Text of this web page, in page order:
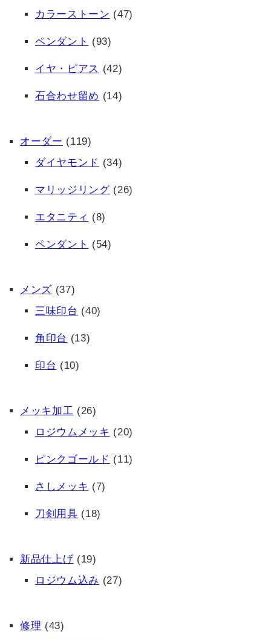
カラーストーン (47)
ペンダント (93)
イヤ・ピアス (42)
石合わせ留め (14)
オーダー (119)
ダイヤモンド (34)
マリッジリング(26)
エタニティ (8)
ペンダント (54)
メンズ (37)
三味印台 (40)
角印台 (13)
印台 (10)
メッキ加工 (26)
ロジウムメッキ (20)
ピンクゴールド (11)
さしメッキ (7)
刀剣用具 (18)
新品仕上げ (19)
ロジウム込み (27)
修理 (43)